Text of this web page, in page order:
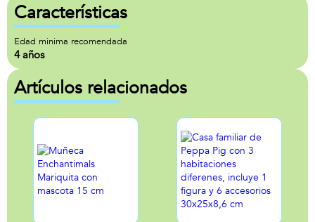
Características
Edad minima recomendada
4 años
Artículos relacionados